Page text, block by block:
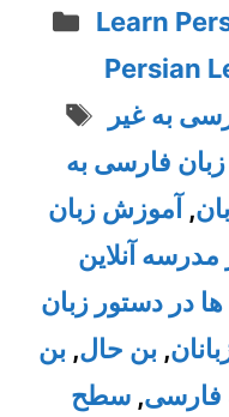
Learn
Persian
Tags
به غیر
فارسی به
, آموزش زبان
آنلاین
ها در دستور زبان
,بن حال,بن
فارسی,سطح